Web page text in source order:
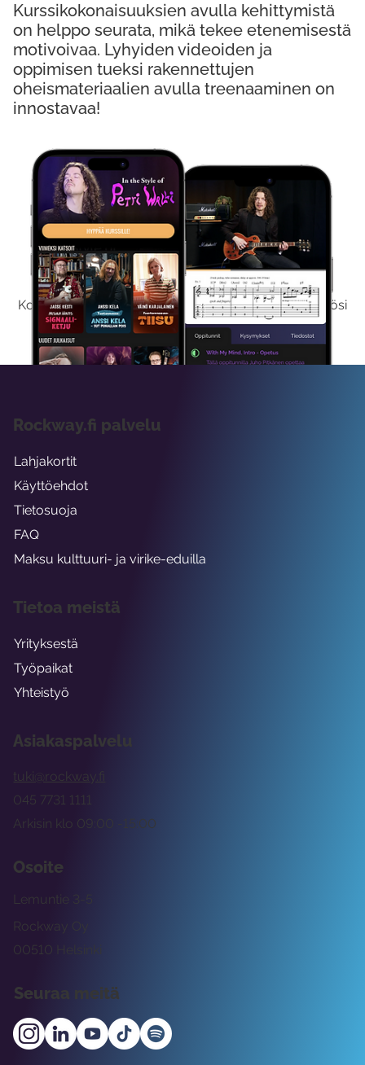
Kokeile Ilmaiseksi
Kokeilemalla ilmaiseksi saat koko sisältömme käyttöösi
viikon ajaksi.
Kurssikokonaisuuksien avulla kehittymistä
on helppo seurata, mikä tekee etenemisestä
motivoivaa. Lyhyiden videoiden ja
oppimisen tueksi rakennettujen
oheismateriaalien avulla treenaaminen on
innostavaa!
Asiakaspalvelu
tuki@rockway.fi
Arkisin klo 09:00 -15:00
045 7731 1111
Osoite
Rockway Oy
Lemuntie 3-5
00510 Helsinki
Seuraa meitä
Rockway.fi palvelu
Lahjakortit
Käyttöehdot
Tietosuoja
FAQ
Maksu kulttuuri- ja virike-eduilla
Tietoa meistä
Yrityksestä
Työpaikat
Yhteistyö